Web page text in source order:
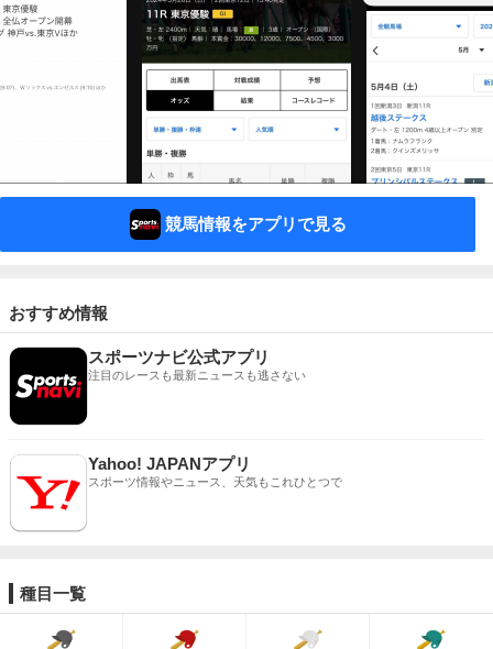
競馬情報をアプリで見る
おすすめ情報
スポーツナビ公式アプリ
注目のレースも最新ニュースも逃さない
Yahoo! JAPANアプリ
スポーツ情報やニュース、天気もこれひとつで
種目一覧